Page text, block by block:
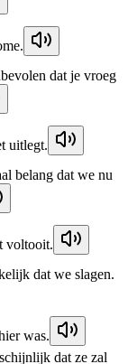
dat je vroeg
uitlegt.
belang dat we nu
voltooit.
dat we slagen.
was.
dat ze zal